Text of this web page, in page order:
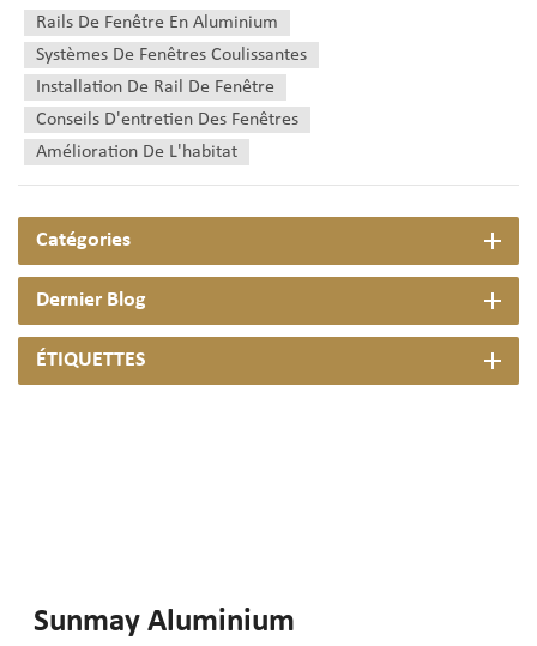
résistance familiers. Cette expérience transparente es...
Rails De Fenêtre En Aluminium
Systèmes De Fenêtres Coulissantes
Installation De Rail De Fenêtre
Conseils D'entretien Des Fenêtres
Amélioration De L'habitat
Catégories
Dernier Blog
ÉTIQUETTES
Sunmay Aluminium